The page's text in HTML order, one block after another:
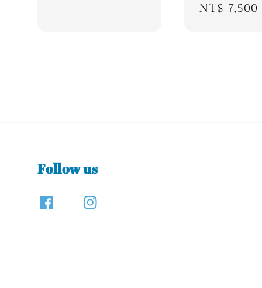
Regular
NT$ 7,500
Follow us